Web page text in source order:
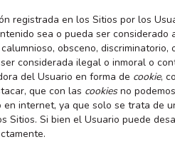
registrada en los Sitios por los
sea o pueda ser
obsceno,
considerada ilegal o inmoral o
del Usuario en forma de cookie,
que con las cookiesno
internet, ya que solo se trata de
Sitios. Si bien el Usuario puede